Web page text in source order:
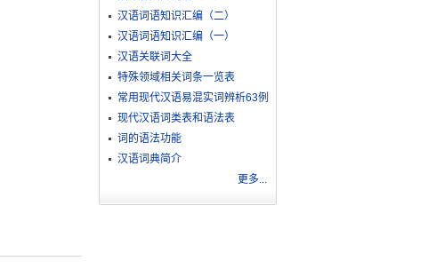
汉语词语知识汇编（二）
汉语词语知识汇编（一）
汉语关联词大全
特殊领域相关词条一览表
常用现代汉语易混实词辨析63例
现代汉语词类表和语法表
词的语法功能
汉语词典简介
更多...